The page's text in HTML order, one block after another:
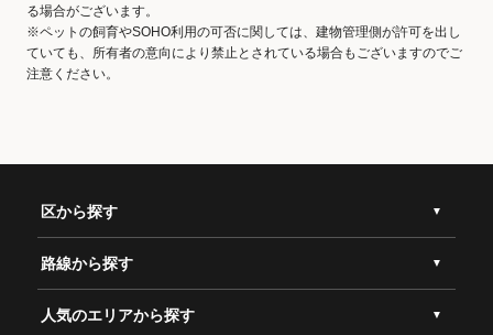
る場合がございます。
※ペットの飼育やSOHO利用の可否に関しては、建物管理側が許可を出し
ていても、所有者の意向により禁止とされている場合もございますのでご
注意ください。
区から探す
路線から探す
人気のエリアから探す